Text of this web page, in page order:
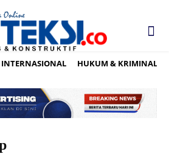
INTERNASIONAL HUKUM & KRIMINAL